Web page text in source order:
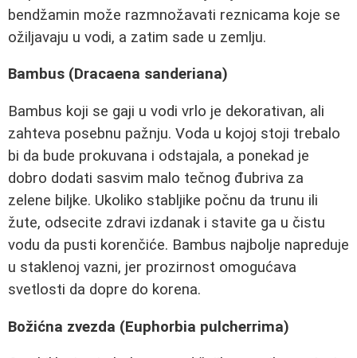
bendžamin može razmnožavati reznicama koje se
ožiljavaju u vodi, a zatim sade u zemlju.
Bambus (Dracaena sanderiana)
Bambus koji se gaji u vodi vrlo je dekorativan, ali
zahteva posebnu pažnju. Voda u kojoj stoji trebalo
bi da bude prokuvana i odstajala, a ponekad je
dobro dodati sasvim malo tečnog đubriva za
zelene biljke. Ukoliko stabljike počnu da trunu ili
žute, odsecite zdravi izdanak i stavite ga u čistu
vodu da pusti korenčiće. Bambus najbolje napreduje
u staklenoj vazni, jer prozirnost omogućava
svetlosti da dopre do korena.
Božićna zvezda (Euphorbia pulcherrima)